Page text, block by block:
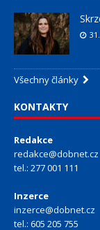
Všechny články
KONTAKTY
Redakce
redakce@dobnet.cz
tel.: 277 001 111
Inzerce
inzerce@dobnet.cz
tel.: 605 205 755